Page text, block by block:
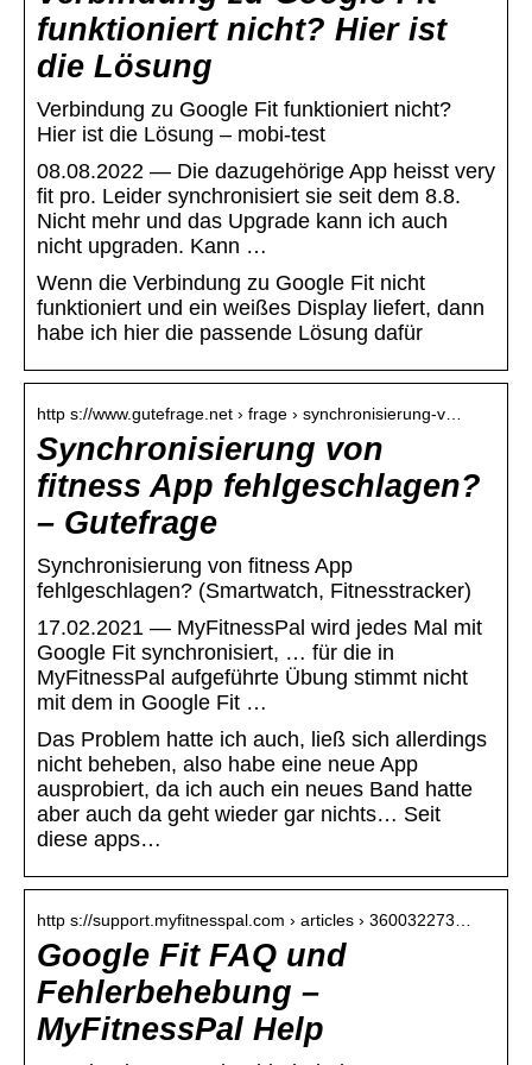
funktioniert nicht? Hier ist
die Lösung
Verbindung zu Google Fit funktioniert nicht?
Hier ist die Lösung – mobi-test
08.08.2022 — Die dazugehörige App heisst very
fit pro. Leider synchronisiert sie seit dem 8.8.
Nicht mehr und das Upgrade kann ich auch
nicht upgraden. Kann …
Wenn die Verbindung zu Google Fit nicht
funktioniert und ein weißes Display liefert, dann
habe ich hier die passende Lösung dafür
http s://www.gutefrage.net › frage › synchronisierung-v…
Synchronisierung von
fitness App fehlgeschlagen?
– Gutefrage
Synchronisierung von fitness App
fehlgeschlagen? (Smartwatch, Fitnesstracker)
17.02.2021 — MyFitnessPal wird jedes Mal mit
Google Fit synchronisiert, … für die in
MyFitnessPal aufgeführte Übung stimmt nicht
mit dem in Google Fit …
Das Problem hatte ich auch, ließ sich allerdings
nicht beheben, also habe eine neue App
ausprobiert, da ich auch ein neues Band hatte
aber auch da geht wieder gar nichts… Seit
diese apps…
http s://support.myfitnesspal.com › articles › 360032273…
Google Fit FAQ und
Fehlerbehebung –
MyFitnessPal Help